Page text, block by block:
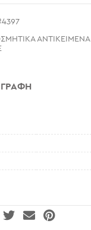
ΑΝΤΙΚΕΙΜΕΝΑ